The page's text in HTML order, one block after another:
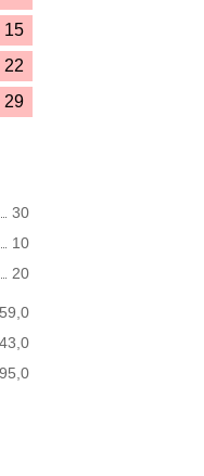
15
22
29
30
10
20
95,0